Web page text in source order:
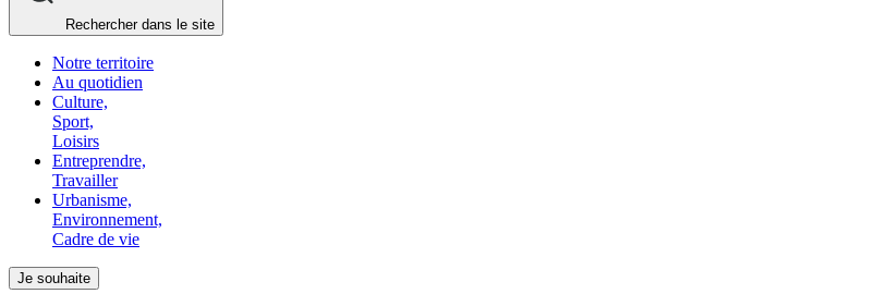
Rechercher dans le site
Notre territoire
Au quotidien
Culture,
Sport,
Loisirs
Entreprendre,
Travailler
Urbanisme,
Environnement,
Cadre de vie
Je souhaite